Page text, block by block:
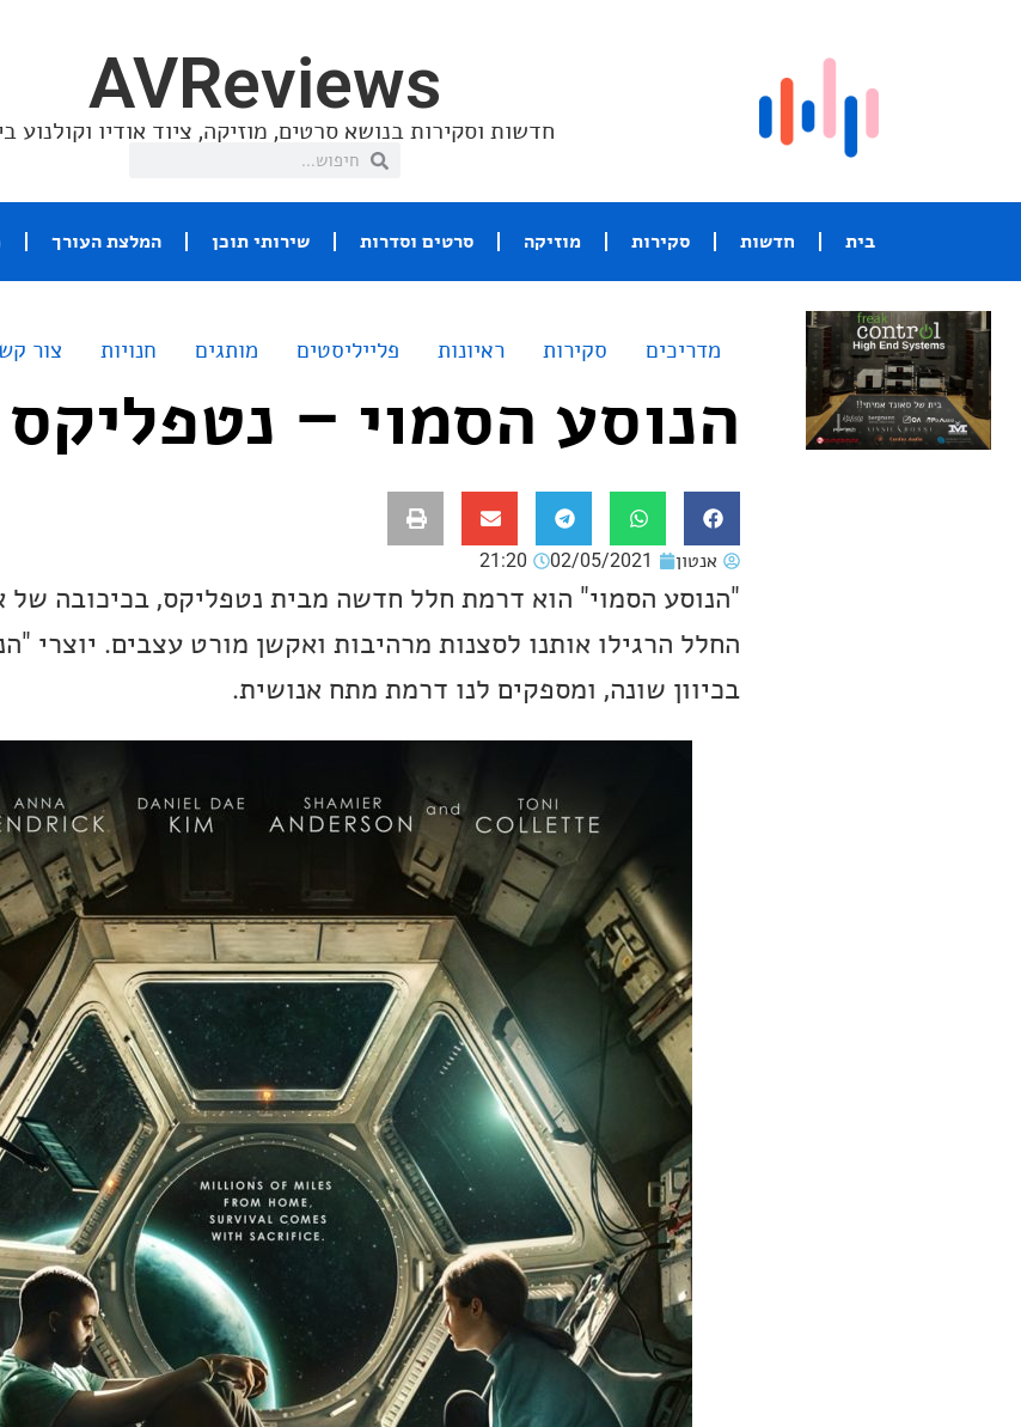
AVReviews
חדשות וסקירות בנושא סרטים, מוזיקה, ציוד אודיו וקולנוע
בית חדשות סקירות מוזיקה סרטים וסדרות שירותי תוכן המלצת העורך
מדריכים סקירות ראיונות פלייליסטים מותגים חנויות צור
הנוסע הסמוי – נטפליקס
אנטון 02/05/2021
21:20
"הנוסע הסמוי" הוא דרמת חלל חדשה מבית נטפליקס, בכיכובה של
החלל הרגילו אותנו לסצנות מרהיבות ואקשן מורט עצבים. יוצרי
בכיוון שונה, ומספקים לנו דרמת מתח אנושית.